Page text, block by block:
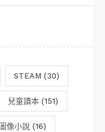
STEAM (30)
兒童讀本 (151)
圖像小說 (16)